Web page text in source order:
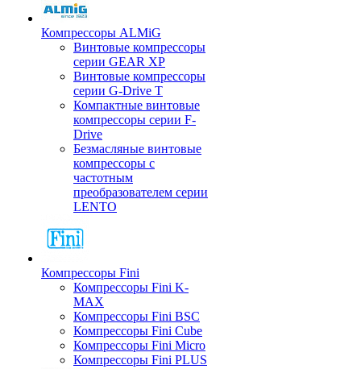
Компрессоры ALMiG
Винтовые компрессоры
серии GEAR XP
Винтовые компрессоры
серии G-Drive T
Компактные винтовые
компрессоры серии F-
Drive
Безмасляные винтовые
компрессоры с
частотным
преобразователем серии
LENTO
Компрессоры Fini
Компрессоры Fini K-
MAX
Компрессоры Fini BSC
Компрессоры Fini Cube
Компрессоры Fini Micro
Компрессоры Fini PLUS